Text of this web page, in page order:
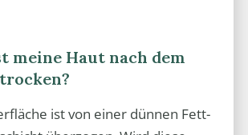
meine Haut nach dem
ist von einer dünnen Fett-